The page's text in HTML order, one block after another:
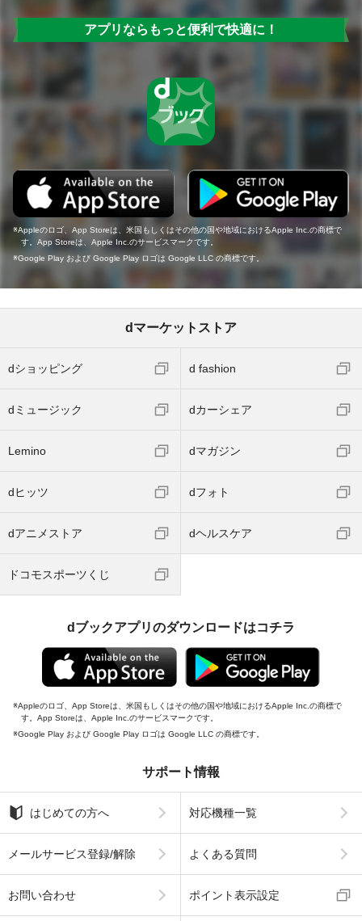
アプリならもっと便利で快適に！
Appleのロゴ、App Storeは、米国もしくはその他の国や地域におけるApple Inc.の商標で
す。App Storeは、Apple Inc.のサービスマークです。
Google Play および Google Play ロゴは Google LLC の商標です。
dマーケットストア
dショッピング d fashion
dミュージック dカーシェア
Lemino dマガジン
dヒッツ dフォト
dアニメストア dヘルスケア
ドコモスポーツくじ
dブックアプリのダウンロードはコチラ
Appleのロゴ、App Storeは、米国もしくはその他の国や地域におけるApple Inc.の商標で
す。App Storeは、Apple Inc.のサービスマークです。
Google Play および Google Play ロゴは Google LLC の商標です。
サポート情報
はじめての方へ 対応機種一覧
メールサービス登録/解除 よくある質問
お問い合わせ ポイント表示設定